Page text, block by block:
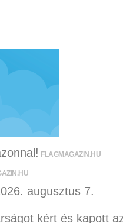
FLAGMAGAZIN.HU
augusztus 7.
kért és kapott